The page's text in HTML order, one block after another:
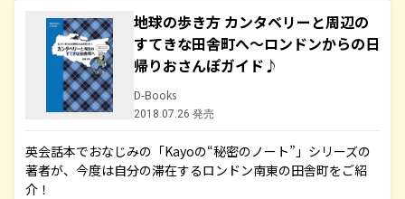
地球の歩き方 カンタベリーと周辺の
すてきな田舎町へ～ロンドンからの日
帰りおさんぽガイド♪
D-Books
2018.07.26 発売
英会話本でおなじみの「Kayoの“秘密のノート”」シリーズの
著者が、今度は自分の滞在するロンドン南東の田舎町をご紹
介！